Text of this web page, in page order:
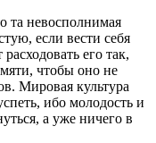
та невосполнимая
если вести себя
его так,
чтобы оно не
Мировая культура
ибо молодость и
а уже ничего в